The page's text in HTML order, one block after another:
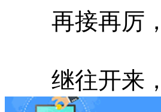
再接再厉，
继往开来，